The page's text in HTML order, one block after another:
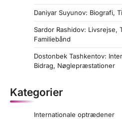
Daniyar Suyunov: Biografi,
Sardor Rashidov: Livsrejse,
Familiebånd
Dostonbek Tashkentov:
Bidrag, Nøglepræstationer
Kategorier
Internationale optrædener